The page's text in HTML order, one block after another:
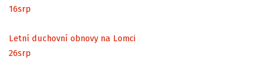
16srp
Letní duchovní obnovy na Lomci
26srp